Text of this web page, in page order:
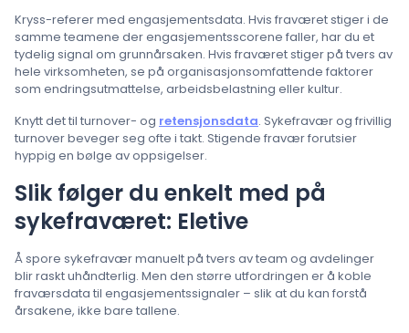
Kryss-referer med engasjementsdata. Hvis fraværet stiger i de
samme teamene der engasjementsscorene faller, har du et
tydelig signal om grunnårsaken. Hvis fraværet stiger på tvers av
hele virksomheten, se på organisasjonsomfattende faktorer
som endringsutmattelse, arbeidsbelastning eller kultur.
Knytt det til turnover- og retensjonsdata. Sykefravær og frivillig
turnover beveger seg ofte i takt. Stigende fravær forutsier
hyppig en bølge av oppsigelser.
Slik følger du enkelt med på
sykefraværet: Eletive
Å spore sykefravær manuelt på tvers av team og avdelinger
blir raskt uhåndterlig. Men den større utfordringen er å koble
fraværsdata til engasjementssignaler – slik at du kan forstå
årsakene, ikke bare tallene.